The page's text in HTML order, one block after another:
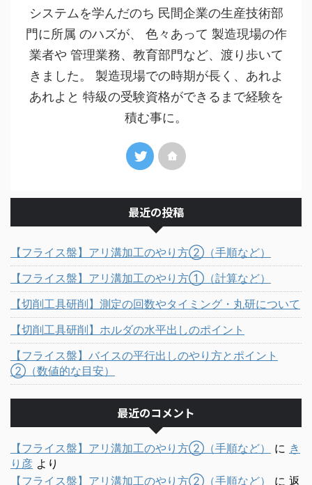
システムを学んだのち 民間企業の生産技術部
門に所属 のハズが、 色々あって 製造現場の作
業者や 管理業務、教育部門など、渡り歩いて
きました。 製造現場での時期が長く、あれよ
あれよと 特級の受験資格ができるまで経験を
積む事に。
最近の投稿
【フライス盤】アリ溝加工のやり方②（手順など）
【フライス盤】アリ溝加工のやり方①（計算など）
【切削工具研削】測定の回数やタイミング・丸研について
【切削工具研削】ホルダの水平出しのポイント
【フライス盤】バイスの平行出しのやり方とポイント
②（数値的な目安）
最近のコメント
【フライス盤】アリ溝加工のやり方②（手順など） に き
り彦 より
【フライス盤】アリ溝加工のやり方②（手順など）
に 返